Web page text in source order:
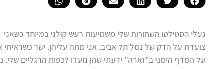
נעלי הסטילטו השחורות שלי משמיעות רעש קולני במיוחד כשאני
צועדת על הדק של נמל תל אביב. אני מתה עליהן. ישר כשראיתי
על המדף הימני ב"זארה" ידעתי שהן נועדו לכפות הרגליים שלי.